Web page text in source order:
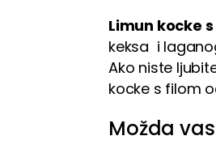
Limun kocke
keksa i
Ako niste
kocke s filom
Možda